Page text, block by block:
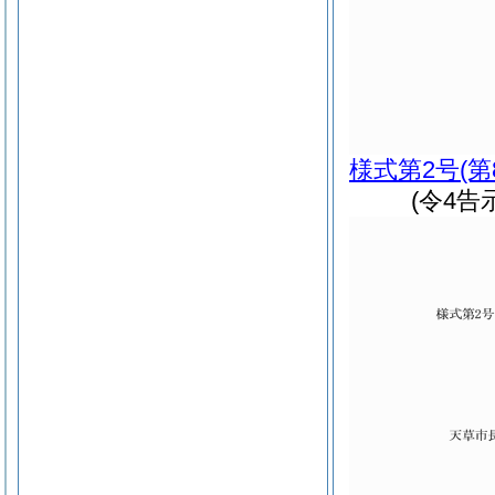
様式第2号(
(令4告